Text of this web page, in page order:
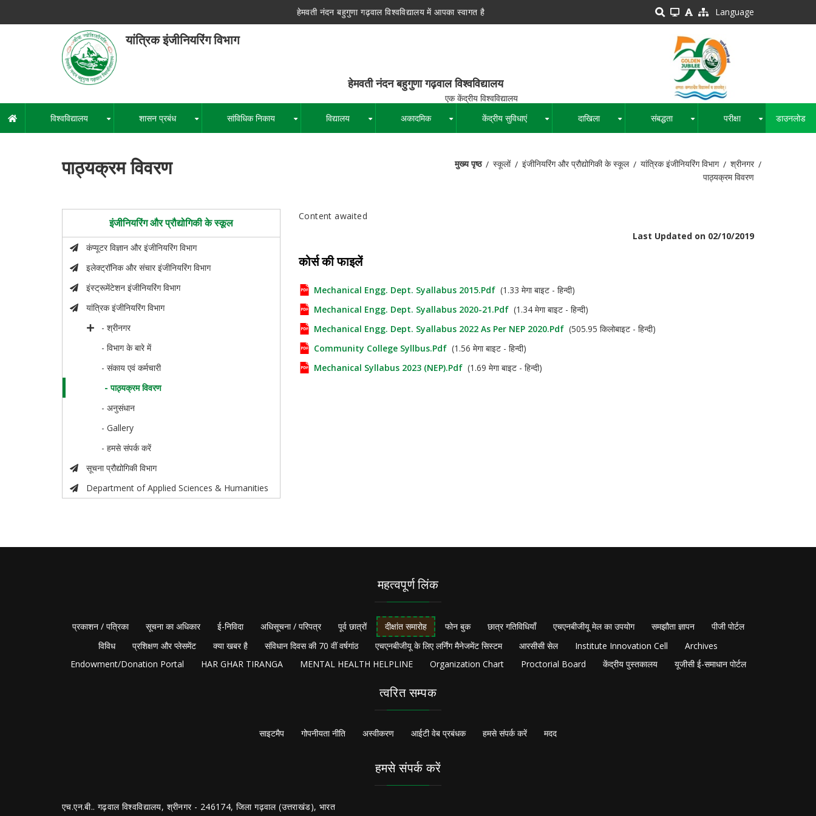
हेमवती नंदन बहुगुणा गढ़वाल विश्वविद्यालय में आपका स्वागत है Language
यांत्रिक इंजीनियरिंग विभाग
हेमवती नंदन बहुगुणा गढ़वाल विश्वविद्यालय
एक केंद्रीय विश्वविद्यालय
मुख्य
नेविगेशन
विश्वविद्यालय शासन प्रबंध सांविधिक निकाय विद्यालय अकादमिक केंद्रीय सुविधाएं दाखिला संबद्धता परीक्षा डाउनलोड
पाठ्यक्रम विवरण मुख्य पृष्ठ स्कूलों इंजीनियरिंग और प्रौद्योगिकी के स्कूल यांत्रिक इंजीनियरिंग विभाग
श्रीनगर
पाठ्यक्रम विवरण
इंजीनियरिंग और प्रौद्योगिकी के स्कूल
कंप्यूटर विज्ञान और इंजीनियरिंग विभाग
इलेक्ट्रॉनिक और संचार इंजीनियरिंग विभाग
इंस्ट्रूमेंटेशन इंजीनियरिंग विभाग
यांत्रिक इंजीनियरिंग विभाग
- श्रीनगर
- विभाग के बारे में
- संकाय एवं कर्मचारी
- पाठ्यक्रम विवरण
- अनुसंधान
- Gallery
- हमसे संपर्क करें
सूचना प्रौद्योगिकी विभाग
Department of Applied Sciences & Humanities
Content awaited
Last Updated on 02/10/2019
कोर्स की फाइलें
Mechanical Engg. Dept. Syallabus 2015.pdf (1.33 मेगा बाइट - हिन्दी)
Mechanical Engg. Dept. Syallabus 2020-21.pdf (1.34 मेगा बाइट - हिन्दी)
Mechanical Engg. Dept. Syallabus 2022 As Per NEP 2020.pdf (505.95 किलोबाइट - हिन्दी)
Community College Syllbus.pdf (1.56 मेगा बाइट - हिन्दी)
Mechanical Syllabus 2023 (NEP).pdf (1.69 मेगा बाइट - हिन्दी)
महत्वपूर्ण लिंक
प्रकाशन / पत्रिका सूचना का अधिकार ई-निविदा अधिसूचना / परिपत्र पूर्व छात्रों दीक्षांत समारोह फोन बुक छात्र गतिविधियाँ एचएनबीजीयू मेल का उपयोग समझौता ज्ञापन
पीजी पोर्टल
विविध
प्रशिक्षण और प्लेसमेंट क्या खबर है संविधान दिवस की 70 वीं वर्षगांठ एचएनबीजीयू के लिए लर्निंग मैनेजमेंट सिस्टम आरसीसी सेल Institute Innovation Cell
Archives
Endowment/Donation Portal
HAR GHAR TIRANGA MENTAL HEALTH HELPLINE Organization Chart Proctorial Board केंद्रीय पुस्तकालय यूजीसी ई-समाधान पोर्टल
त्वरित सम्पक
साइटमैप गोपनीयता नीति अस्वीकरण आईटी वेब प्रबंधक हमसे संपर्क करें मदद
हमसे संपर्क करें
एच.एन.बी.. गढ़वाल विश्वविद्यालय, श्रीनगर - 246174, जिला गढ़वाल (उत्तराखंड), भारत